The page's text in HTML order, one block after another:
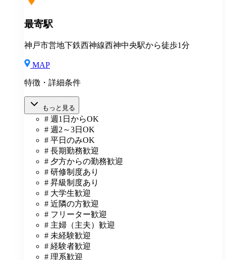
最寄駅
神戸市営地下鉄西神線西神中央駅から徒歩1分
MAP
特徴・詳細条件
もっと見る
# 週1日からOK
# 週2～3日OK
# 平日のみOK
# 長期勤務歓迎
# 夕方からの勤務歓迎
# 研修制度あり
# 昇級制度あり
# 大学生歓迎
# 近隣の方歓迎
# フリーター歓迎
# 主婦（主夫）歓迎
# 未経験歓迎
# 経験者歓迎
# 理系歓迎